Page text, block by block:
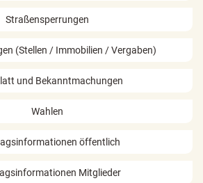
Straßensperrungen
(Stellen / Immobilien / Vergaben)
und Bekanntmachungen
Wahlen
öffentlich
Mitglieder